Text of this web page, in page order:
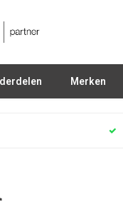
Merken